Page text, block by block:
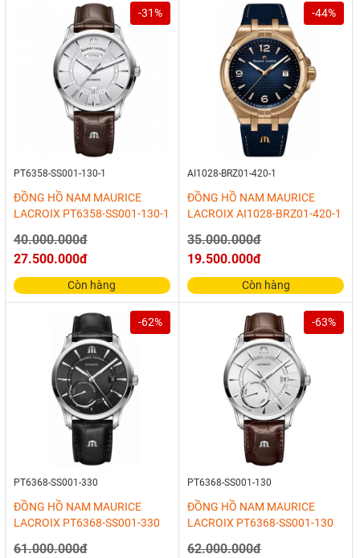
-31%
PT6358-SS001-130-1
ĐỒNG HỒ NAM MAURICE
LACROIX PT6358-SS001-130-1
40.000.000đ
27.500.000đ
Còn hàng
-44%
AI1028-BRZ01-420-1
ĐỒNG HỒ NAM MAURICE
LACROIX AI1028-BRZ01-420-1
35.000.000đ
19.500.000đ
Còn hàng
-62%
PT6368-SS001-330
ĐỒNG HỒ NAM MAURICE
LACROIX PT6368-SS001-330
61.000.000đ
-63%
PT6368-SS001-130
ĐỒNG HỒ NAM MAURICE
LACROIX PT6368-SS001-130
62.000.000đ